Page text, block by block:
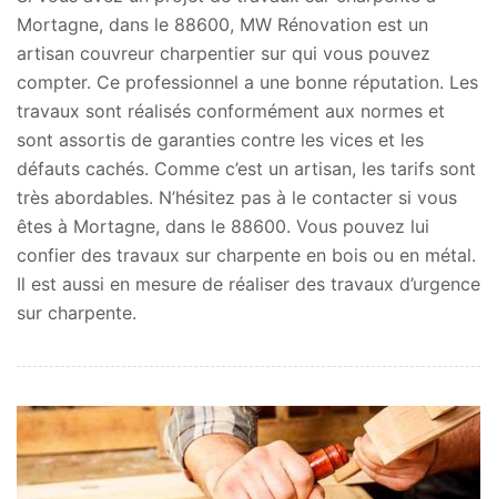
Mortagne, dans le 88600, MW Rénovation est un
artisan couvreur charpentier sur qui vous pouvez
compter. Ce professionnel a une bonne réputation. Les
travaux sont réalisés conformément aux normes et
sont assortis de garanties contre les vices et les
défauts cachés. Comme c’est un artisan, les tarifs sont
très abordables. N’hésitez pas à le contacter si vous
êtes à Mortagne, dans le 88600. Vous pouvez lui
confier des travaux sur charpente en bois ou en métal.
Il est aussi en mesure de réaliser des travaux d’urgence
sur charpente.